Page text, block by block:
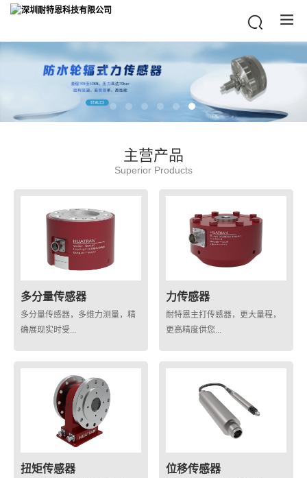
主营产品
Superior Products
多分量传感器
多分量传感器，多维力测量，精
确展现实时受...
力传感器
耐特恩主打传感器，更大量程，
更高精度供您...
扭矩传感器 位移传感器